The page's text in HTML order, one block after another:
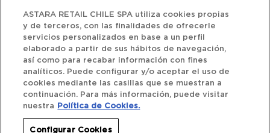
Servicio al cliente
Términos y Condiciones
Política de privacidad
Siguenos
ASTARA RETAIL CHILE SPA utiliza cookies propias
y de terceros, con las finalidades de ofrecerle
servicios personalizados en base a un perfil
elaborado a partir de sus hábitos de navegación,
así como para recabar información con fines
analíticos. Puede configurar y/o aceptar el uso de
cookies mediante las casillas que se muestran a
continuación. Para más información, puede visitar
nuestra
Política de Cookies.
Configurar Cookies